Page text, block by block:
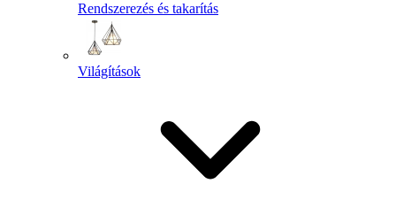
Rendszerezés és takarítás
Világítások